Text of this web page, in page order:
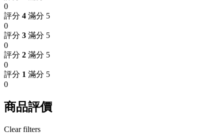
0
評分 4 滿分 5
0
評分 3 滿分 5
0
評分 2 滿分 5
0
評分 1 滿分 5
0
商品評價
Clear filters